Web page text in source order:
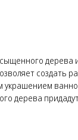
дерева
создать
дерева